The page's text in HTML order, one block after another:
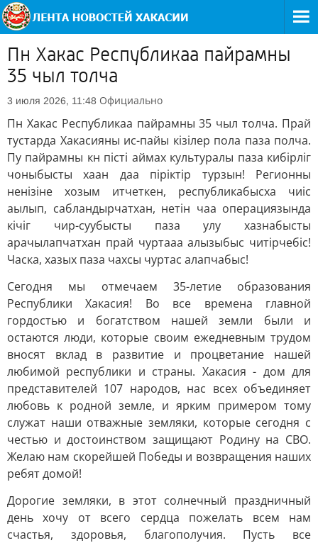
Пн Хакас Республикаа пайрамны
35 чыл толча
3 июля 2026, 11:48 Официально
Пн Хакас Республикаа пайрамны 35 чыл толча. Прай
тустарда Хакасияны ис-пайы кізілер пола паза полча.
Пу пайрамны кн пісті аймах культуралы паза кибірліг
чоныбысты хаан даа піріктір турзын! Регионны
ненізіне хозым итчеткен, республикабысха чиіс
аылып, сабландырчатхан, нетін чаа операциязында
кічіг чир-суубысты паза улу хазнабысты
арачылапчатхан прай чуртааа алызыбыс читірчебіс!
Часка, хазых паза чахсы чуртас алапчабыс!
Сегодня мы отмечаем 35-летие образования
Республики Хакасия! Во все времена главной
гордостью и богатством нашей земли были и
остаются люди, которые своим ежедневным трудом
вносят вклад в развитие и процветание нашей
любимой республики и страны. Хакасия - дом для
представителей 107 народов, нас всех объединяет
любовь к родной земле, и ярким примером тому
служат наши отважные земляки, которые сегодня с
честью и достоинством защищают Родину на СВО.
Желаю нам скорейшей Победы и возвращения наших
ребят домой!
Дорогие земляки, в этот солнечный праздничный
день хочу от всего сердца пожелать всем нам
счастья, здоровья, благополучия. Пусть все